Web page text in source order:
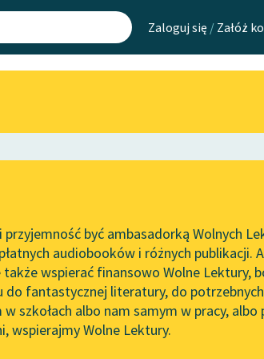
Zaloguj się / Załóż
do
Tunkiel
Joseph
Mapa Wolnych Lektur
Leśmianator
API
OAI-PMH
Widget Wolnych Lektur
być ambasadorką Wolnych
audiobooków i różnych publikacji.
wspierać finansowo Wolne Lektury,
do fantastycznej literatury, do
szkołach albo nam samym w pracy, albo
wspierajmy Wolne Lektury.